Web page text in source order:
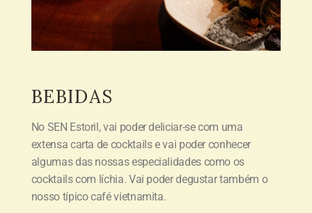
BEBIDAS
No SEN Estoril, vai poder deliciar-se com uma
extensa carta de cocktails e vai poder conhecer
algumas das nossas especialidades como os
cocktails com líchia. Vai poder degustar também o
nosso típico café vietnamita.